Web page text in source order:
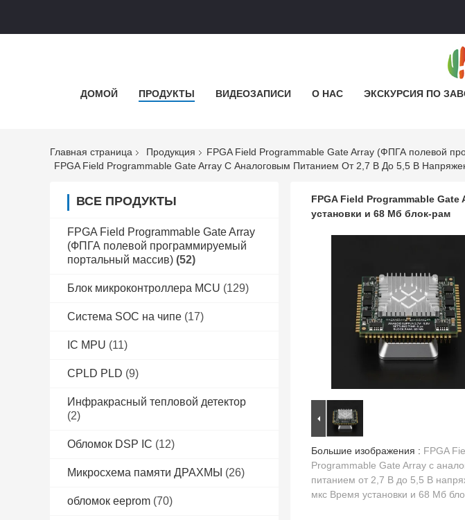
ДОМОЙ ПРОДУКТЫ ВИДЕОЗАПИСИ О НАС ЭКСКУРСИЯ ПО
Главная страница Продукция
FPGA Field Programmable Gate Array (ФПГА полевой
FPGA Field Programmable Gate Array С Аналоговым Питанием От 2,7 В До 5,5 В
ВСЕ ПРОДУКТЫ
FPGA Field Programmable Gate Array
(ФПГА полевой программируемый
портальный массив) (52)
Блок микроконтроллера MCU (129)
Система SOC на чипе (17)
IC MPU (11)
CPLD PLD (9)
Инфракрасный тепловой детектор
(2)
Обломок DSP IC (12)
Микросхема памяти ДРАХМЫ (26)
обломок eeprom (70)
FPGA Field Programmable
установки и 68 Мб блок-рам
Большие изображения : FPGA
Programmable Gate Array с
питанием от 2,7 В до 5,5 В
мкс Время установки и 68 Мб